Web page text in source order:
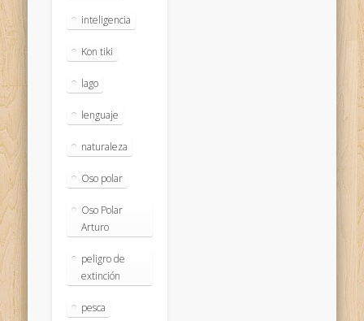
inteligencia
Kon tiki
lago
lenguaje
naturaleza
Oso polar
Oso Polar
Arturo
peligro de
extinción
pesca